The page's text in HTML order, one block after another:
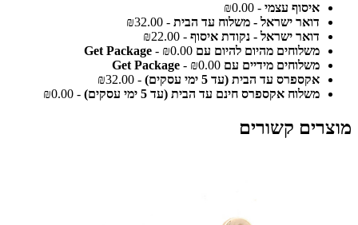
איסוף עצמי - ₪0.00
דואר ישראל - משלוח עד הבית - ₪32.00
דואר ישראל - נקודת איסוף - ₪22.00
משלוחים מהיום להיום עם Get Package - ₪0.00
משלוחים מידיים עם Get Package - ₪0.00
אקספרס עד הבית (עד 5 ימי עסקים)
- ₪32.00
משלוח אקספרס חינם עד הבית (עד 5 ימי עסקים)
- ₪0.00
מוצרים קשורים